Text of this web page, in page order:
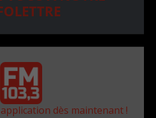
dès maintenant !